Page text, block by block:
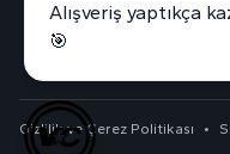
Gizlilik ve Çerez Politikası •
Alışveriş yaptıkça
🎯